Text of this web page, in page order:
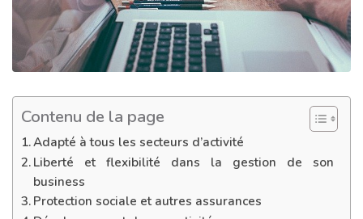
Contenu de la page
Adapté à tous les secteurs d’activité
Liberté et flexibilité dans la gestion de son
business
Protection sociale et autres assurances